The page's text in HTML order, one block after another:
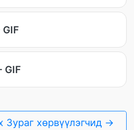
GIF
GIF
Зураг хөрвүүлэгчид →